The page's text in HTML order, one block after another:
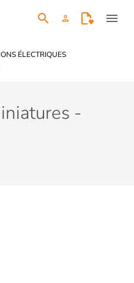
search person menu
ÉLECTRIQUES
-